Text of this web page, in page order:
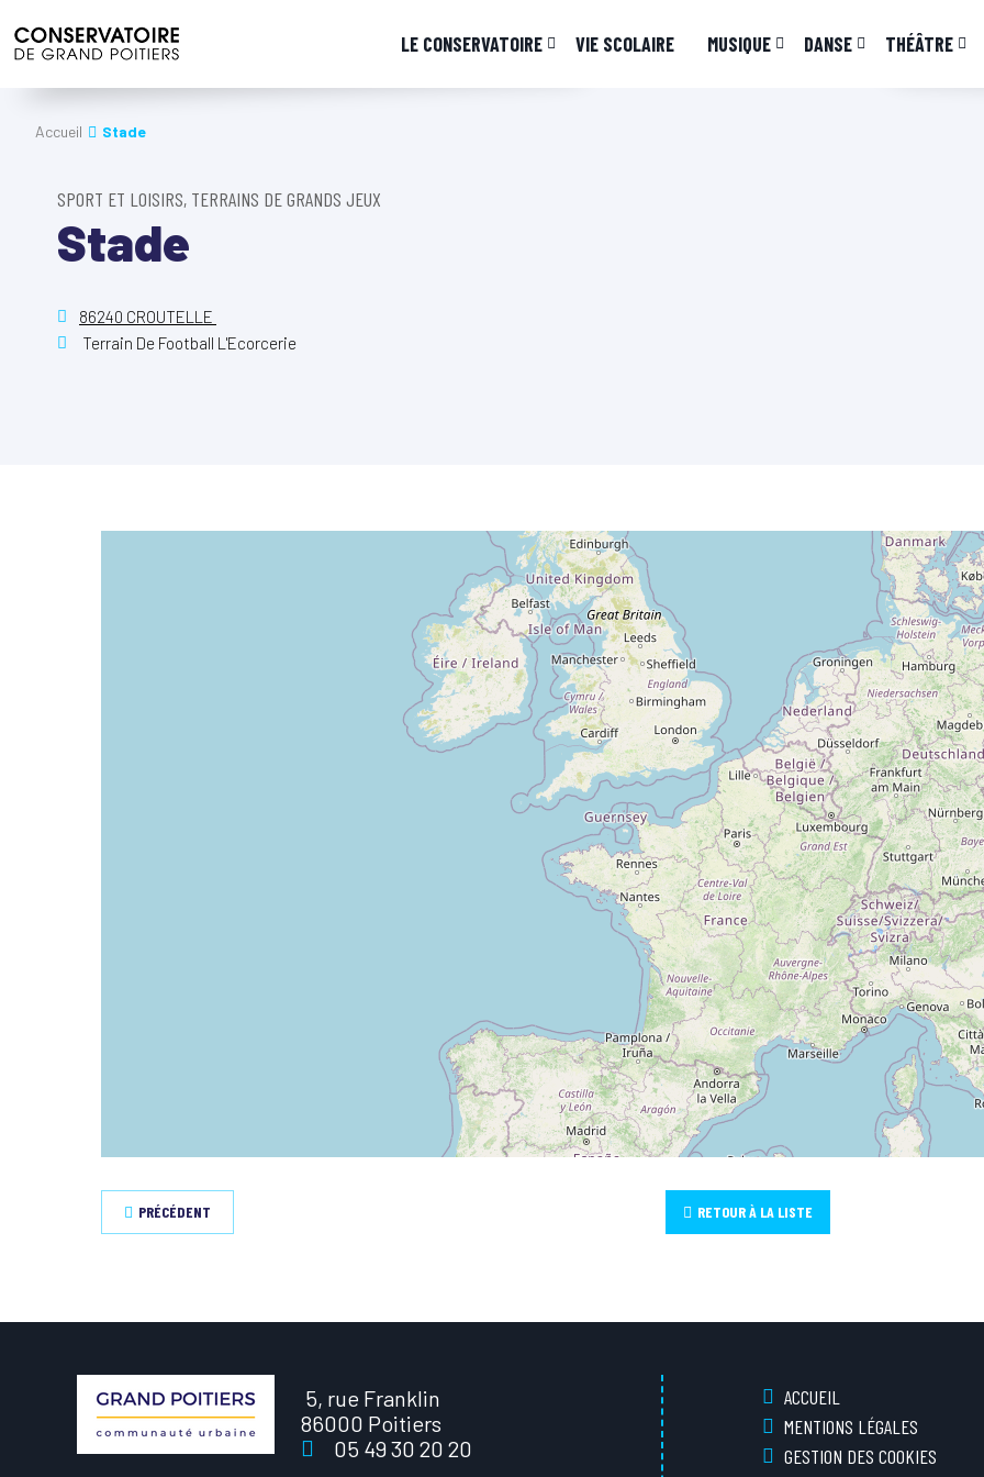
LE CONSERVATOIRE VIE SCOLAIRE MUSIQUE DANSE THÉÂTRE
Accueil Stade
SPORT ET LOISIRS, TERRAINS DE GRANDS JEUX
Stade
86240 CROUTELLE
Terrain De Football L'Ecorcerie
PRÉCÉDENT RETOUR À LA LISTE
5, rue Franklin
86000 Poitiers
05 49 30 20 20
ACCUEIL
MENTIONS LÉGALES
GESTION DES COOKIES